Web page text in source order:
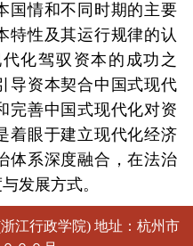
国情和不同时期的主要
特性及其运行规律的认
化驾驭资本的成功之
导资本契合中国式现代
完善中国式现代化对资
着眼于建立现代化经济
体系深度融合，在法治
发展方式。
江行政学院) 地址：杭州市